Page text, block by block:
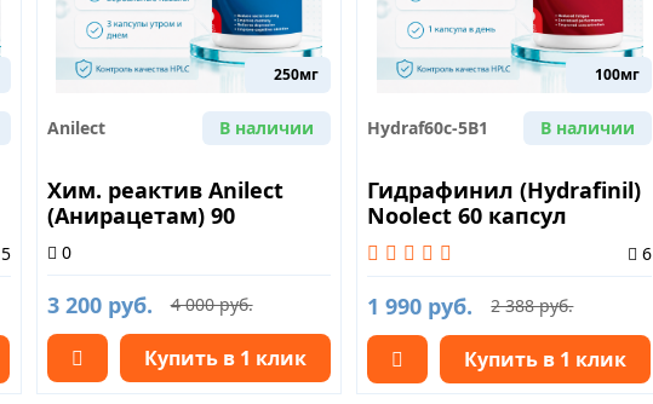
5
250мг
Anilect В наличии
Хим. реактив Anilect
(Анирацетам) 90
0
3 200 руб. 4 000 руб.
Купить в 1 клик
100мг
Hydraf60c-5B1 В наличии
Гидрафинил (Hydrafinil)
Nooleсt 60 капсул
6
1 990 руб. 2 388 руб.
Купить в 1 клик